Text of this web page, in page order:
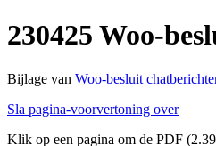
230425 Woo-
Bijlage van Woo-besluit
Sla pagina-voorvertoning over
Klik op een pagina om de PDF